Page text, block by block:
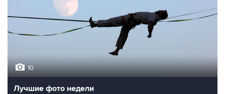
10
Лучшие фото недели